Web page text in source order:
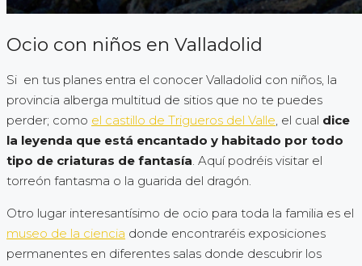
Ocio con niños en Valladolid
Si en tus planes entra el conocer Valladolid con niños, la
provincia alberga multitud de sitios que no te puedes
perder; como el castillo de Trigueros del Valle, el cual dice
la leyenda que está encantado y habitado por todo
tipo de criaturas de fantasía. Aquí podréis visitar el
torreón fantasma o la guarida del dragón.
Otro lugar interesantísimo de ocio para toda la familia es el
museo de la ciencia donde encontraréis exposiciones
permanentes en diferentes salas donde descubrir los